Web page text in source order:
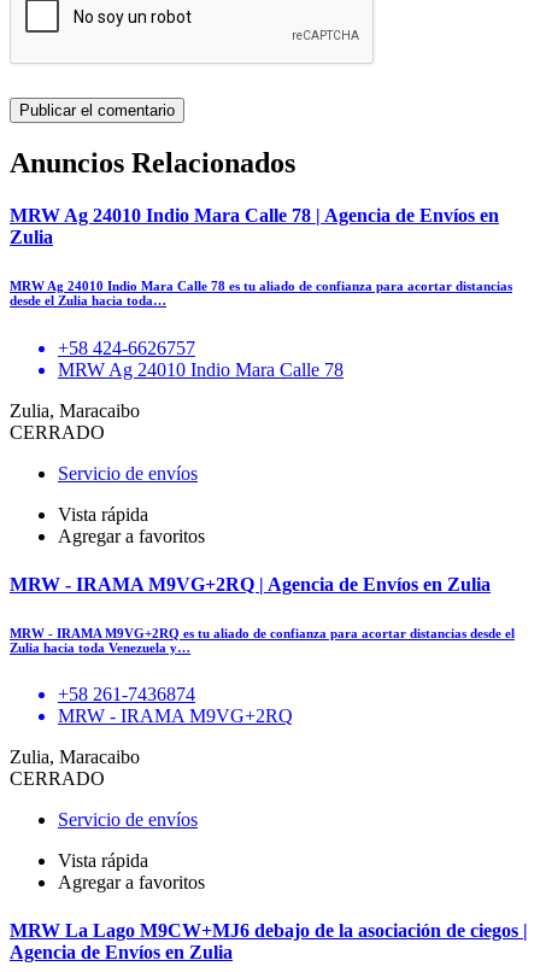
Anuncios Relacionados
MRW Ag 24010 Indio Mara Calle 78 | Agencia de Envíos en
Zulia
MRW Ag 24010 Indio Mara Calle 78 es tu aliado de confianza para acortar distancias
desde el Zulia hacia toda…
+58 424-6626757
MRW Ag 24010 Indio Mara Calle 78
Zulia, Maracaibo
CERRADO
Servicio de envíos
Vista rápida
Agregar a favoritos
MRW - IRAMA M9VG+2RQ | Agencia de Envíos en Zulia
MRW - IRAMA M9VG+2RQ es tu aliado de confianza para acortar distancias desde el
Zulia hacia toda Venezuela y…
+58 261-7436874
MRW - IRAMA M9VG+2RQ
Zulia, Maracaibo
CERRADO
Servicio de envíos
Vista rápida
Agregar a favoritos
MRW La Lago M9CW+MJ6 debajo de la asociación de ciegos |
Agencia de Envíos en Zulia